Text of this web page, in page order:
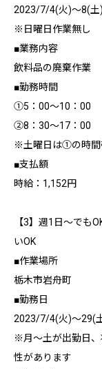
2023/7/4(火)～8(土)
※日曜日作業無し
■業務内容
飲料品の廃棄作業
■勤務時間
①5：00～10：00
②8：30～17：00
※土曜日は①の時間
■支払額
時給：1,152円
【3】週1日～でも
いOK
■作業場所
栃木市岩舟町
■勤務日
2023/7/4(火)～29(
※月～土が出勤日、
性があります